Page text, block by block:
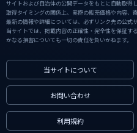
サイトおよび自治体の公開データをもとに自動取得し
取得タイミングの関係上、実際の販売価格や内容、
最新の情報や詳細については、必ずリンク先の公式
当サイトでは、掲載内容の正確性・完全性を保証す
かなる損害についても一切の責任を負いかねます。
当サイトについて
お問い合わせ
利用規約